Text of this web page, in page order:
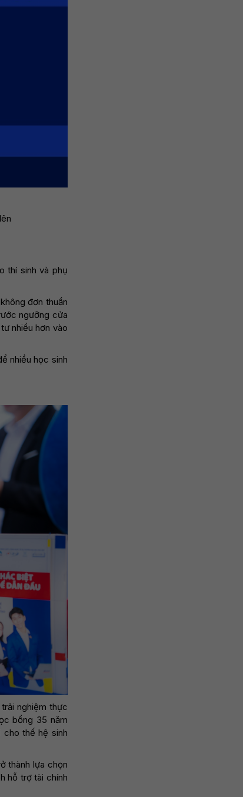
thí sinh và phụ
đơn thuần
ngưỡng cửa
nhiều hơn vào
nhiều học sinh
nghiệm thực
bổng 35 năm
cho thế hệ sinh
thành lựa chọn
hỗ trợ tài chính